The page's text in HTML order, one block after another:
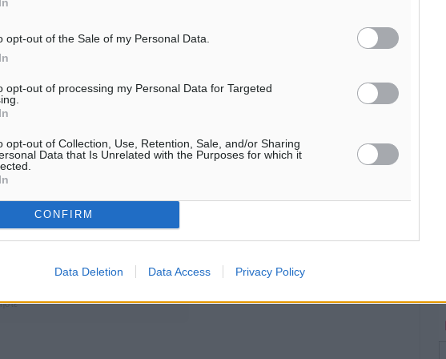
opt-out of the Sale of my Personal Data.
opt-out of processing my Personal Data for Targeted
opt-out of Collection, Use, Retention, Sale, and/or Sharing
Data that Is Unrelated with the Purposes for which it
CONFIRM
Data Deletion Data Access Privacy Policy
Υπουργό Αναφορά
του Δήμου
οι οποίοι
αναζήτησης
μας στο Google News ★ ↗